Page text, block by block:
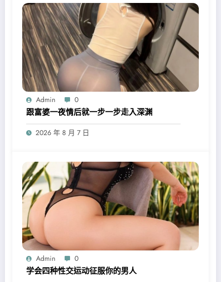
Admin 0
跟富婆一夜情后就一步一步走入深渊
2026 年 8 月 7 日
Admin 0
学会四种性交运动征服你的男人